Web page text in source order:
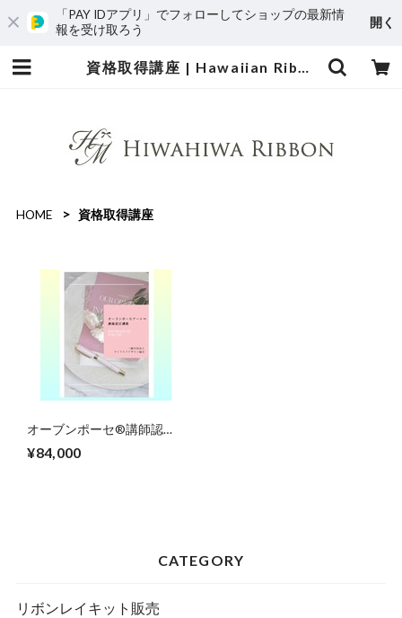
「PAY IDアプリ」でフォローしてショップの最新情
報を受け取ろう
開く
資格取得講座 | Hawaiian Ribbon Lei【nene'e shop】by Hiwahiwa Ribbon
HOME 資格取得講座
オーブンポーセ®︎講師認定
¥84,000
CATEGORY
リボンレイキット販売